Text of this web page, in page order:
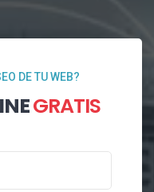
DE TU WEB?
GRATIS